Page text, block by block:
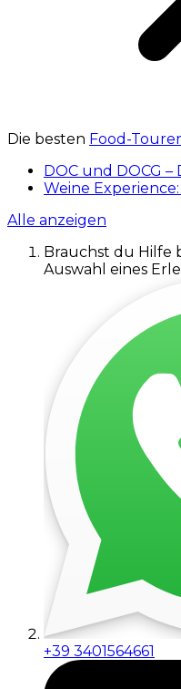
Die besten Food-
DOC und DOCG
Weine
Alle anzeigen
Brauchst du Hilfe
Auswahl eines
+39 3401564661